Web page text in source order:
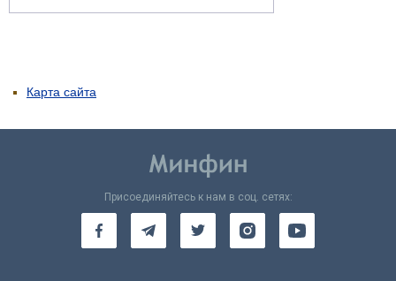
Карта сайта
Присоединяйтесь к нам в соц. сетях: